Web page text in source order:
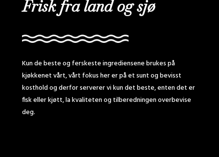
Frisk fra land og sjø
Kun de beste og ferskeste ingrediensene brukes på
kjøkkenet vårt, vårt fokus her er på et sunt og bevisst
kosthold og derfor serverer vi kun det beste, enten det er
fisk eller kjøtt, la kvaliteten og tilberedningen overbevise
deg.